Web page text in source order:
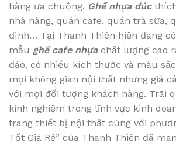
hàng ưa chuộng. Ghế nhựa đúc
nhà hàng, quán cafe, quán trà sữa,
đình… Tại Thanh Thiên hiện đang
mẫu ghế cafe nhựachất lượng cao
đáo, có nhiều kích thước và màu
mọi không gian nội thất nhưng giá
với mọi đối tượng khách hàng. Trãi
kinh nghiệm trong lĩnh vực kinh
trang thiết bị nội thất cùng với
Tốt Giá Rẻ” của Thanh Thiên đã